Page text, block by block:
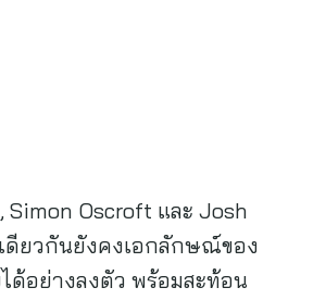
Simon Oscroft และ Josh
ดียวกันยังคงเอกลักษณ์ของ
ด้อย่างลงตัว พร้อมสะท้อน